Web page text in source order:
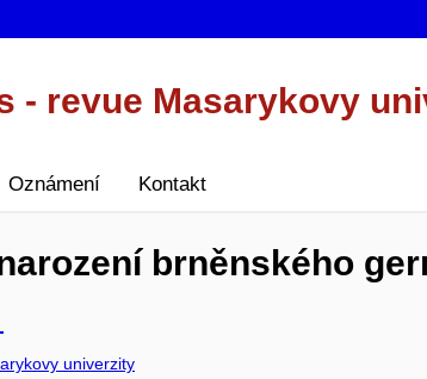
- revue Masarykovy
Oznámení Kontakt
brněnského
univerzity